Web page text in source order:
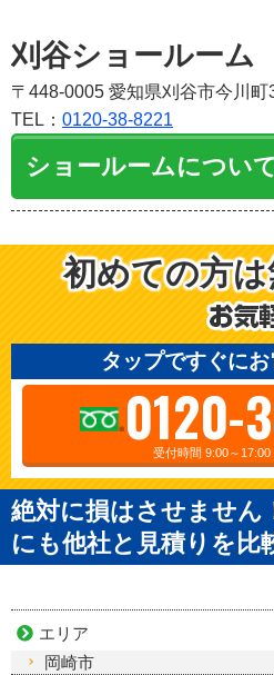
刈谷ショールーム
〒448-0005 愛知県刈谷市今川町
TEL： 0120-38-8221
ショールームについ
初めての方
タップですぐに
0120-
受付時間 9:00～17:00
絶対に損はさせません
にも他社と見積りを比
エリア
岡崎市